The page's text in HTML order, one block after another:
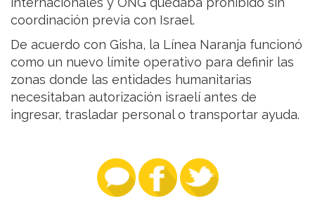
coordinación previa con Israel.
De acuerdo con Gisha, la Línea Naranja funcionó
como un nuevo límite operativo para definir las
zonas donde las entidades humanitarias
necesitaban autorización israelí antes de
ingresar, trasladar personal o transportar ayuda.